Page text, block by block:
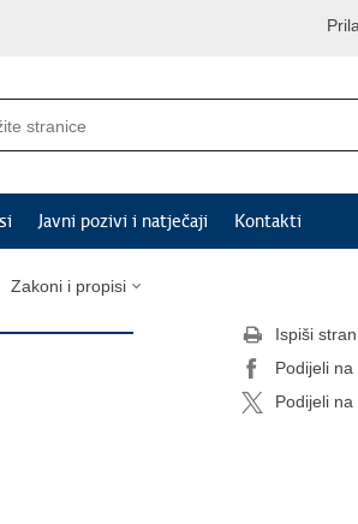
Javni pozivi i natječaji Kontakti
Zakoni i propisi
Ispiši
Podijeli
Podijeli na